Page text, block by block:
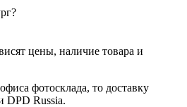
цены, наличие товара и
фотосклада, то доставку
DPD Russia.